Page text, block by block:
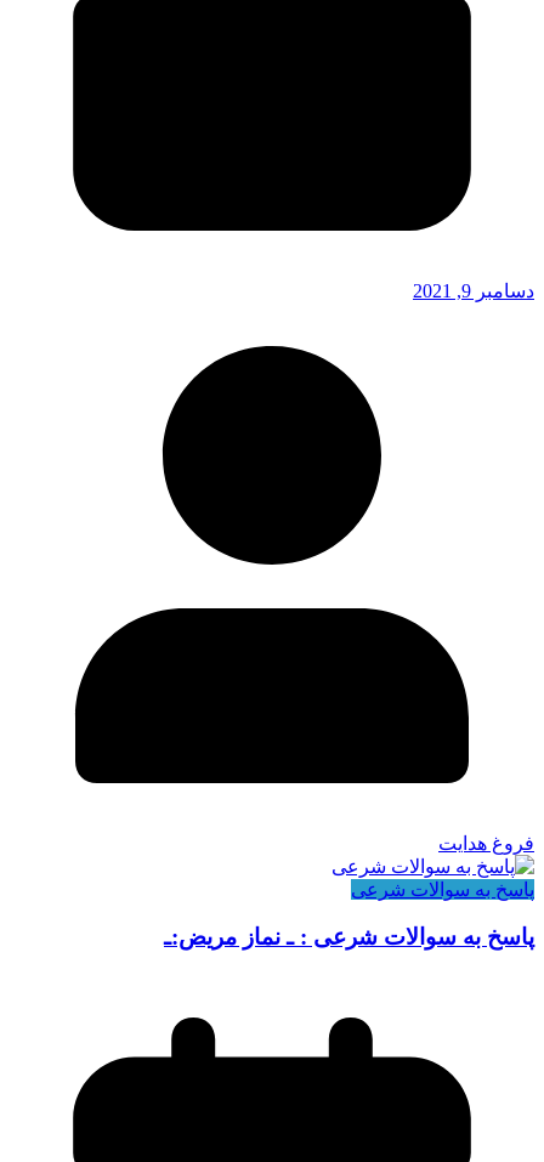
دسامبر 9, 2021
فروغ هدایت
پاسخ به سوالات شرعی
پاسخ به سوالات شرعی : ـ نماز مریض:ـ